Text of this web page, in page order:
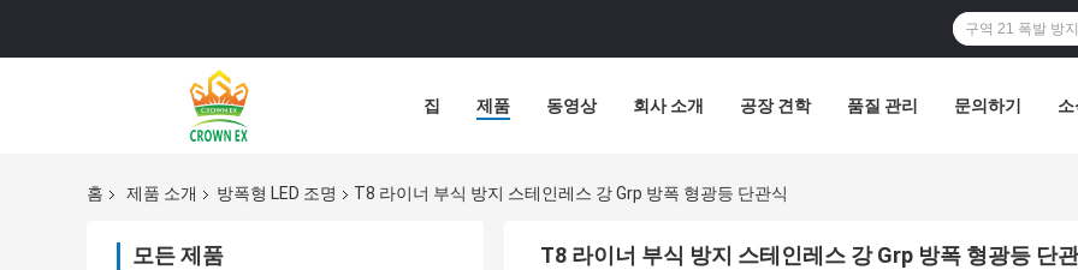
집 제품 동영상 회사 소개 공장 견학 품질 관리 문의하기
홈 제품 소개 방폭형 LED 조명 T8 라이너 부식 방지 스테인레스 강 Grp 방폭 형광등 단관식
모든 제품 T8 라이너 부식 방지 스테인레스 강 Grp 방폭 형광등 단